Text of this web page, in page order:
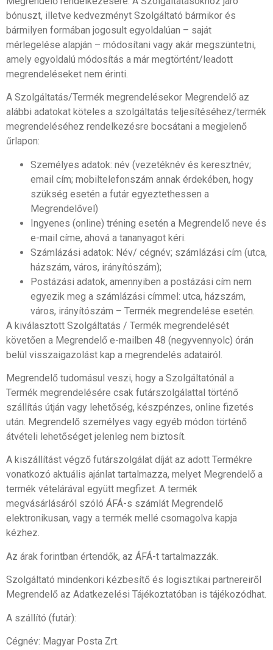
bónuszt, illetve kedvezményt Szolgáltató bármikor és
bármilyen formában jogosult egyoldalúan – saját
mérlegelése alapján – módosítani vagy akár megszüntetni,
amely egyoldalú módosítás a már megtörtént/leadott
megrendeléseket nem érinti.
A Szolgáltatás/Termék megrendelésekor Megrendelő az
alábbi adatokat köteles a szolgáltatás teljesítéséhez/termék
megrendeléséhez rendelkezésre bocsátani a megjelenő
űrlapon:
Személyes adatok: név (vezetéknév és keresztnév;
email cím; mobiltelefonszám annak érdekében, hogy
szükség esetén a futár egyeztethessen a
Megrendelővel)
Ingyenes (online) tréning esetén a Megrendelő neve és
e-mail címe, ahová a tananyagot kéri.
Számlázási adatok: Név/ cégnév; számlázási cím (utca,
házszám, város, irányítószám);
Postázási adatok, amennyiben a postázási cím nem
egyezik meg a számlázási címmel: utca, házszám,
város, irányítószám – Termék megrendelése esetén.
A kiválasztott Szolgáltatás / Termék megrendelését
követően a Megrendelő e-mailben 48 (negyvennyolc) órán
belül visszaigazolást kap a megrendelés adatairól.
Megrendelő tudomásul veszi, hogy a Szolgáltatónál a
Termék megrendelésére csak futárszolgálattal történő
szállítás útján vagy lehetőség, készpénzes, online fizetés
után. Megrendelő személyes vagy egyéb módon történő
átvételi lehetőséget jelenleg nem biztosít.
A kiszállítást végző futárszolgálat díját az adott Termékre
vonatkozó aktuális ajánlat tartalmazza, melyet Megrendelő a
termék vételárával együtt megfizet. A termék
megvásárlásáról szóló ÁFÁ-s számlát Megrendelő
elektronikusan, vagy a termék mellé csomagolva kapja
kézhez.
Az árak forintban értendők, az ÁFÁ-t tartalmazzák.
Szolgáltató mindenkori kézbesítő és logisztikai partnereiről
Megrendelő az Adatkezelési Tájékoztatóban is tájékozódhat.
A szállító (futár):
Cégnév: Magyar Posta Zrt.